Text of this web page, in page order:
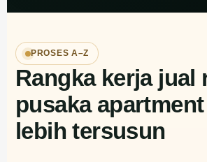
PROSES A–Z
Rangka kerja jual
pusaka
lebih tersusun